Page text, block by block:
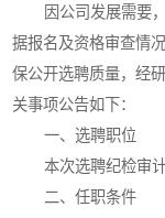
因公司发展需要
据报名及资格审查情
保公开选聘质量，经
关事项公告如下：
一、选聘职位
本次选聘纪检审
二、任职条件